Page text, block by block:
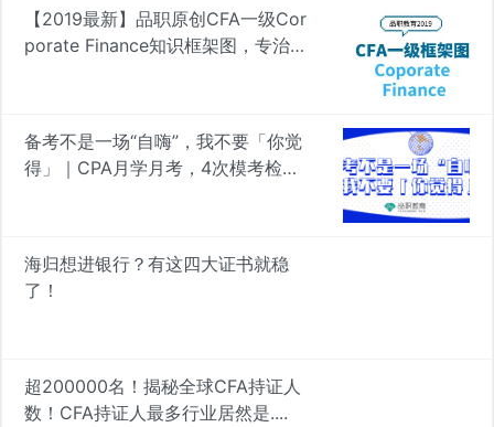
【2019最新】品职原创CFA一级Cor
porate Finance知识框架图，专治遗
备考不是一场“自嗨”，我不要「你觉
得」｜CPA月学月考，4次模考检验
海归想进银行？有这四大证书就稳
了！
超200000名！揭秘全球CFA持证人
数！CFA持证人最多行业居然是....